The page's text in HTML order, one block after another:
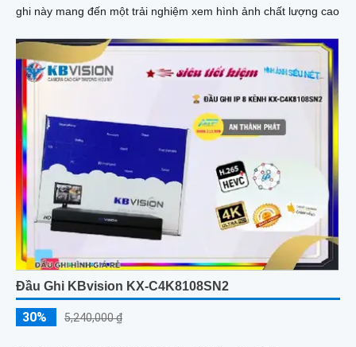
ghi này mang đến một trải nghiệm xem hình ảnh chất lượng cao
Đầu Ghi KBvision KX-C4K8108SN2
30% 5,240,000 ₫